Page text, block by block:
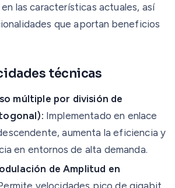
las características actuales, así
que aportan beneficios
técnicas
múltiple por división de
Implementado en enlace
aumenta la eficiencia y
en entornos de alta demanda.
de Amplitud en
velocidades pico de gigabit